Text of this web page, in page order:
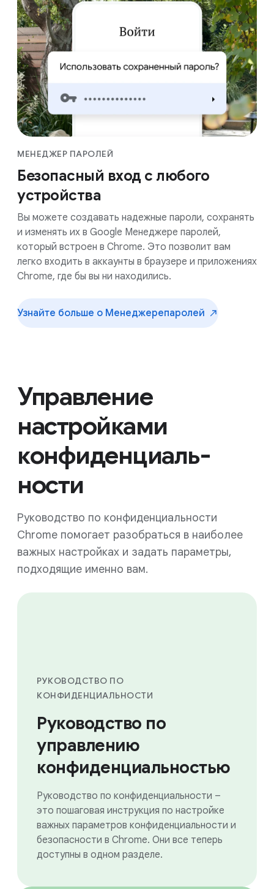
МЕНЕДЖЕР ПАРОЛЕЙ
Безопасный вход с любого
устройства
Вы можете создавать надежные пароли, сохранять
и изменять их в Google Менеджере паролей,
который встроен в Chrome. Это позволит вам
легко входить в аккаунты в браузере и приложениях
Chrome, где бы вы ни находились.
Узнайте больше о Менеджерепаролей
Управление
настройками
конфиденциаль­
ности
Руководство по конфиденциальности
Chrome помогает разобраться в наиболее
важных настройках и задать параметры,
подходящие именно вам.
РУКОВОДСТВО ПО
КОНФИДЕНЦИАЛЬНОСТИ
Руководство по
управлению
конфиденциальностью
Руководство по конфиденциальности –
это пошаговая инструкция по настройке
важных параметров конфиденциальности и
безопасности в Chrome. Они все теперь
доступны в одном разделе.